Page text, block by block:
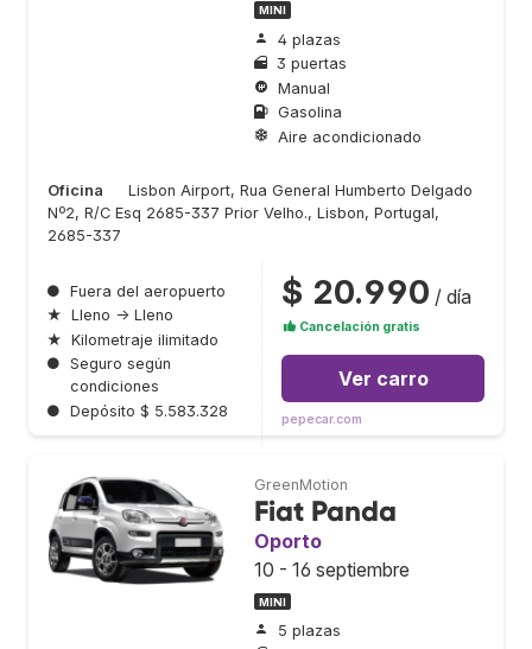
MINI
4 plazas
3 puertas
Manual
Gasolina
Aire acondicionado
Oficina
Lisbon Airport, Rua General Humberto Delgado
Nº2, R/C Esq 2685-337 Prior Velho., Lisbon, Portugal,
2685-337
● Fuera del aeropuerto
★ Lleno → Lleno
★ Kilometraje ilimitado
● Seguro según
condiciones
● Depósito $ 5.583.328
$ 20.990 / día
Cancelación gratis
Ver carro
pepecar.com
GreenMotion
Fiat Panda
Oporto
10 - 16 septiembre
MINI
5 plazas